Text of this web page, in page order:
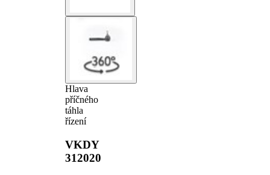
Hlava
příčného
táhla
řízení
VKDY
312020